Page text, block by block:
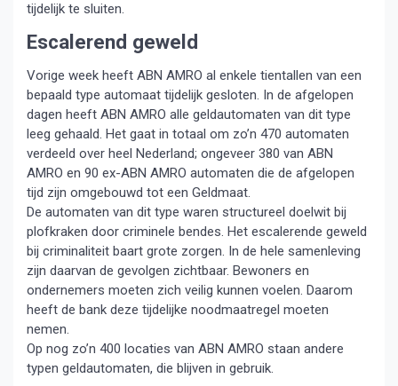
tijdelijk te sluiten.
Escalerend geweld
Vorige week heeft ABN AMRO al enkele tientallen van een
bepaald type automaat tijdelijk gesloten. In de afgelopen
dagen heeft ABN AMRO alle geldautomaten van dit type
leeg gehaald. Het gaat in totaal om zo’n 470 automaten
verdeeld over heel Nederland; ongeveer 380 van ABN
AMRO en 90 ex-ABN AMRO automaten die de afgelopen
tijd zijn omgebouwd tot een Geldmaat.
De automaten van dit type waren structureel doelwit bij
plofkraken door criminele bendes. Het escalerende geweld
bij criminaliteit baart grote zorgen. In de hele samenleving
zijn daarvan de gevolgen zichtbaar. Bewoners en
ondernemers moeten zich veilig kunnen voelen. Daarom
heeft de bank deze tijdelijke noodmaatregel moeten
nemen.
Op nog zo’n 400 locaties van ABN AMRO staan andere
typen geldautomaten, die blijven in gebruik.